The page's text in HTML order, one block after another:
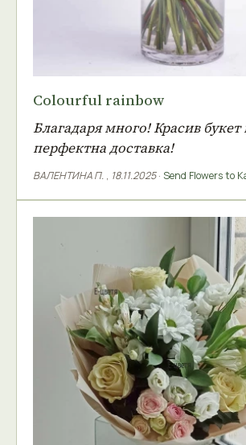
Colourful rainbow
Благадаря много! Красив букет
перфектна доставка!
ВАЛЕНТИНА П. , 18.11.2025· Send Flowers to